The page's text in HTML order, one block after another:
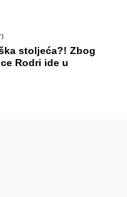
stoljeća?! Zbog
Rodri ide u